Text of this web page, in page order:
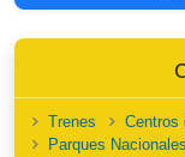
Trenes Centros
Parques Nacionales